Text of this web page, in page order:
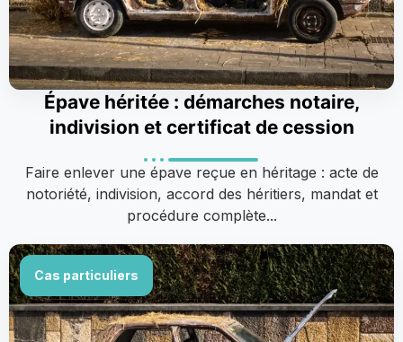
Épave héritée : démarches notaire,
indivision et certificat de cession
Faire enlever une épave reçue en héritage : acte de
notoriété, indivision, accord des héritiers, mandat et
procédure complète...
Cas particuliers